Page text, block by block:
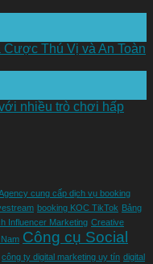
Thú Vị và An Toàn
nhiều trò chơi hấp
cung cấp dịch vụ booking
booking KOC TikTok Bảng
Influencer Marketing Creative
Công cụ Social
công ty digital marketing uy tín digital